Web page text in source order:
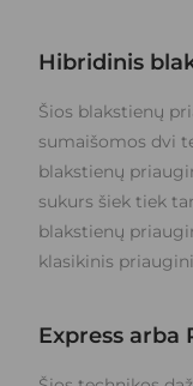
Hibridinis
Šios blakstienų
sumaišomos dvi
blakstienų
sukurs šiek tiek
blakstienų
klasikinis
Express arba